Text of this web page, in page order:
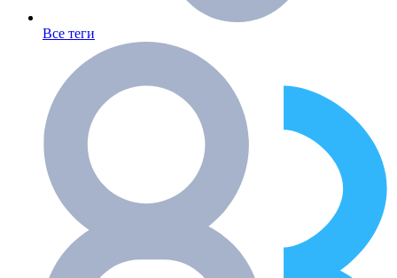
Все теги